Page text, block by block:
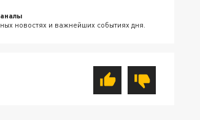
новостях и важнейших событиях дня.